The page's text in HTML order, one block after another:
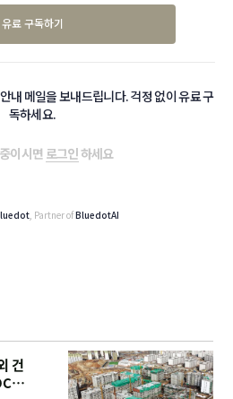
유료 구독하기
내 메일을 보내드립니다. 걱정 없이 유료 구
독하세요.
이시면 로그인하세요
, Partner ofBluedotAI
건